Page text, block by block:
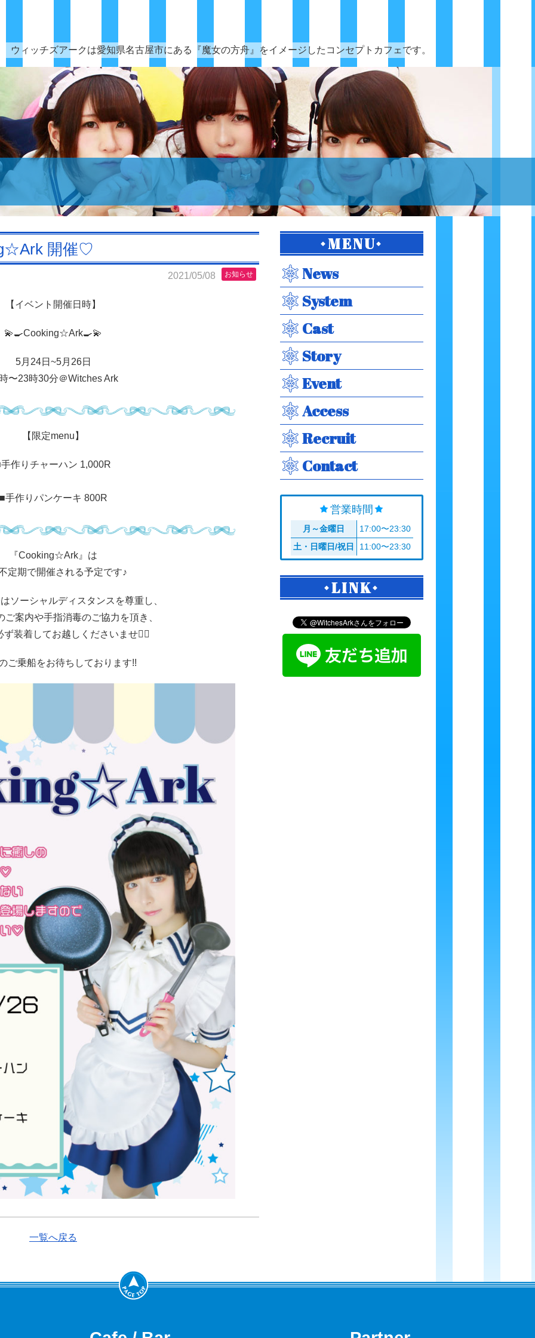
ウィッチズアークは愛知県名古屋市にある『魔女の方舟』をイメージしたコンセプトカフェです。
開催♡
2021/05/08 お知らせ
【イベント開催日時】
💫🍳Cooking☆Ark🍳💫
5月24日~5月26日
〜23時30分＠Witches Ark
【限定menu】
作りチャーハン 1,000R
手作りパンケーキ 800R
『Cooking☆Ark』は
定期で開催される予定です♪
ソーシャルディスタンスを尊重し、
ご案内や手指消毒のご協力を頂き、
ず装着してお越しくださいませ🙇‍♀️
ご乗船をお待ちしております!!
一覧へ戻る
MENU
News
System
Cast
Story
Event
Access
Recruit
Contact
営業時間
月～金曜日
17:00〜23:30
土・日曜日/祝日
11:00〜23:30
LINK